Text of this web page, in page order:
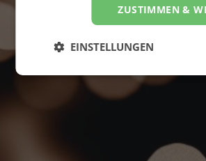
4,8
5
ZUSTIMMEN &
EINSTELLUNGEN